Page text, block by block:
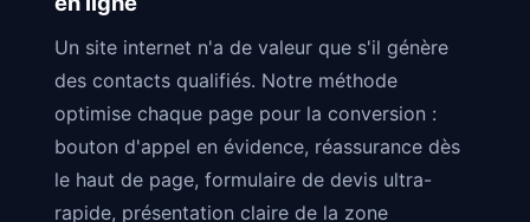
Un site internet n'a de valeur que s'il génère
des contacts qualifiés. Notre méthode
optimise chaque page pour la conversion :
bouton d'appel en évidence, réassurance dès
le haut de page, formulaire de devis ultra-
rapide, présentation claire de la zone